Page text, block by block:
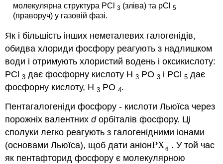
молекулярна структура PCl
3 (зліва) та pCl 5
(праворуч) у газовій фазі.
Як і більшість інших неметалевих галогенідів,
обидва хлориди фосфору реагують з надлишком
води і отримують хлористий водень і оксикислоту:
PCl3 дає фосфорну кислоту H3 PO3 і PCl5 дає
фосфорну кислоту, H3 PO 4.
Пентагалогеніди фосфору - кислоти Льюїса через
порожніх валентнихdорбіталів фосфору. Ці
сполуки легко реагують з галогенідними іонами
(основами Льюїса), щоб дати аніонPX−
6
PX6−. У той час
як пентафторид фосфору є молекулярною